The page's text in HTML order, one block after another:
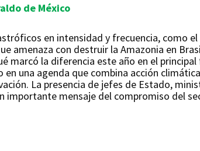
de México
en intensidad y frecuencia, como
amenaza con destruir la Amazonia en
marcó la diferencia este año en el
una agenda que combina acción
La presencia de jefes de Estado,
importante mensaje del compromiso del